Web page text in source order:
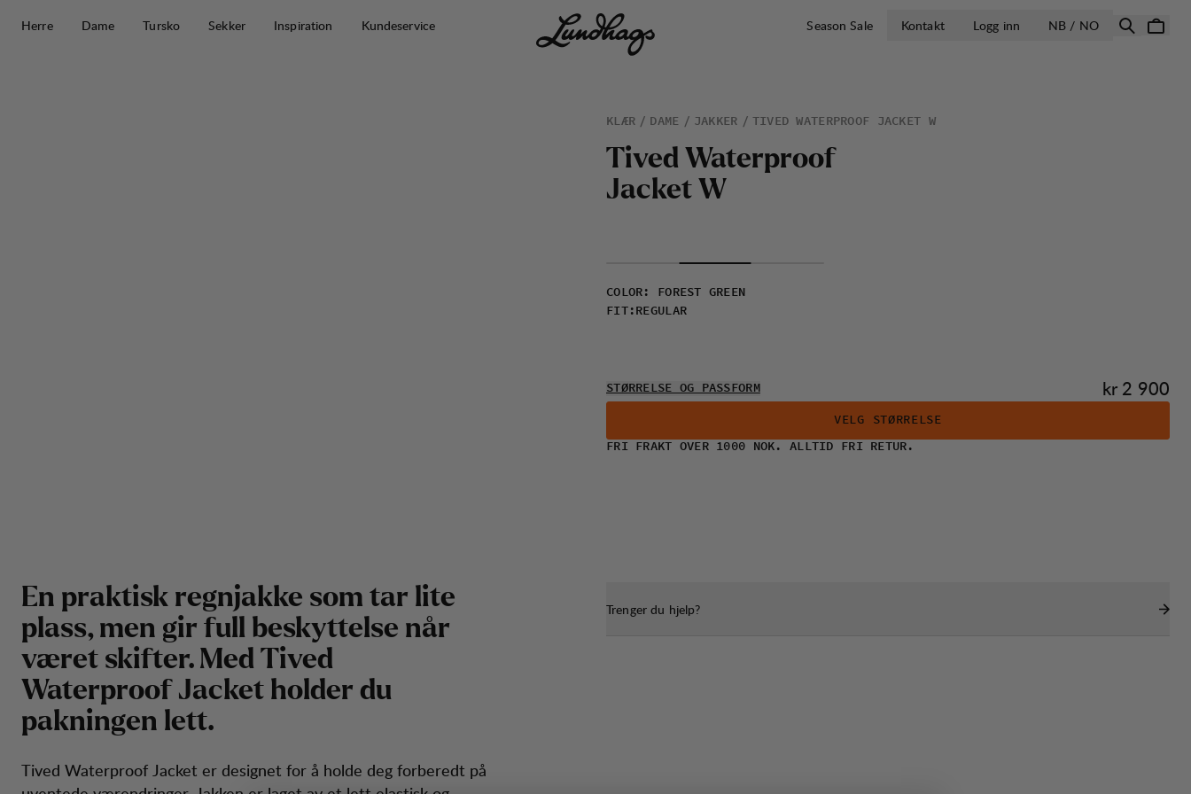
Herre
Dame Tursko Sekker Inspiration Kundeservice Season Sale Kontakt Logg inn NB / NOÅPNE VELG
KLÆR DAME JAKKER TIVED WATERPROOF JACKET W
Tived Waterproof
Jacket W
COLOR :
FOREST GREEN
FIT: REGULAR
STØRRELSE OG PASSFORM Pris:
kr 2 900
VELG STØRRELSE
FRI FRAKT OVER 1000 NOK. ALLTID FRI RETUR.
En praktisk regnjakke som tar lite
plass, men gir full beskyttelse når
været skifter. Med Tived
Waterproof Jacket holder du
pakningen lett.
Tived Waterproof Jacket er designet for å holde deg forberedt på
Trenger du hjelp?